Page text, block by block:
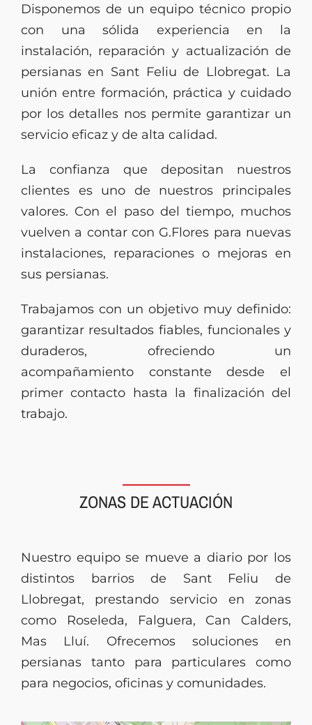
Disponemos de un equipo técnico propio
con una sólida experiencia en la
instalación, reparación y actualización de
persianas en Sant Feliu de Llobregat. La
unión entre formación, práctica y cuidado
por los detalles nos permite garantizar un
servicio eficaz y de alta calidad.
La confianza que depositan nuestros
clientes es uno de nuestros principales
valores. Con el paso del tiempo, muchos
vuelven a contar con G.Flores para nuevas
instalaciones, reparaciones o mejoras en
sus persianas.
Trabajamos con un objetivo muy definido:
garantizar resultados fiables, funcionales y
duraderos, ofreciendo un
acompañamiento constante desde el
primer contacto hasta la finalización del
trabajo.
ZONAS DE ACTUACIÓN
Nuestro equipo se mueve a diario por los
distintos barrios de Sant Feliu de
Llobregat, prestando servicio en zonas
como Roseleda, Falguera, Can Calders,
Mas Lluí. Ofrecemos soluciones en
persianas tanto para particulares como
para negocios, oficinas y comunidades.